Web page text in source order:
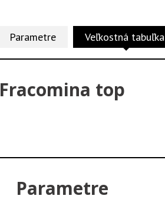
Parametre Veľkostná tabuľka
Fracomina top
Parametre